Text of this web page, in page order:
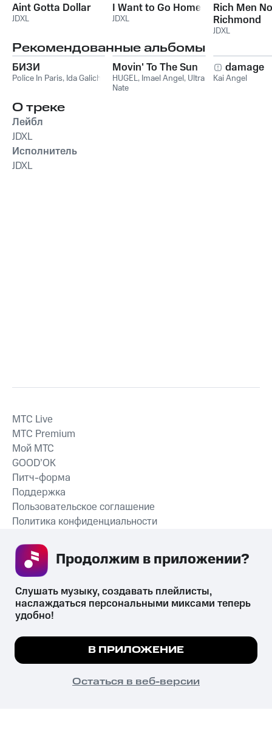
Aint Gotta Dollar
JDXL
I Want to Go Home
JDXL
Rich Men
Richmond
JDXL
Рекомендованные альбомы
БИЗИ
Police In Paris, Ida Galich
Movin' To The Sun
HUGEL, Imael Angel, Ultra
Nate
damage
Kai Angel
О треке
Лейбл
JDXL
Исполнитель
JDXL
СКАЧАТЬ ПРИЛОЖЕНИЕ
MTС Live
MTС Premium
Мой МТС
GOOD’OK
Питч-форма
Поддержка
Пользовательское соглашение
Политика конфиденциальности
психотропных веществ, их аналогов причиняет вред здоровью,
их незаконный оборот запрещён и влечёт установленную
законодательством ответственность.
© 2026 ООО «КИОН».
Все права защищены
Мы используем куки, чтобы на сайте все
Подробнее
ПОНЯТНО
Слушать музыку, создавать плейлисты,
наслаждаться персональными миксами теперь
удобно!
В ПРИЛОЖЕНИЕ
Остаться в веб-версии